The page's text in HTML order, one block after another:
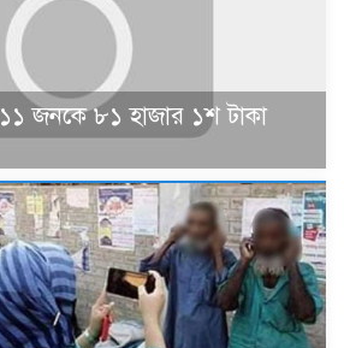
জনকে ৮১ হাজার ১শ টাকা